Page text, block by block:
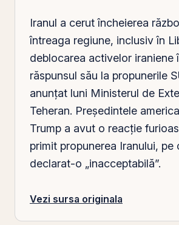
Iranul a cerut încheierea
întreaga regiune, inclusiv în
deblocarea activelor iraniene
răspunsul său la propunerile
anunţat luni Ministerul de
Teheran. Președintele
Trump a avut o reacție
primit propunerea Iranului, pe
declarat-o „inacceptabilă”.
Vezi sursa originala